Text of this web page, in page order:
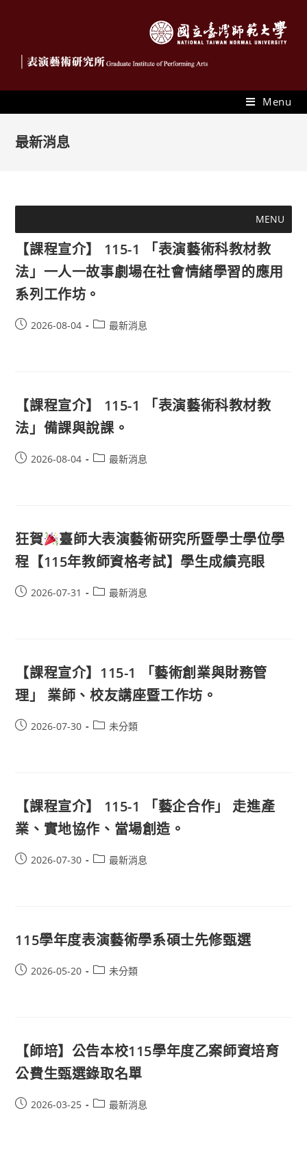
Menu
最新消息
MENU
【課程宣介】 115-1 「表演藝術科教材教
法」一人一故事劇場在社會情緒學習的應用
系列工作坊。
2026-08-04 最新消息
【課程宣介】 115-1 「表演藝術科教材教
法」備課與說課。
2026-08-04 最新消息
狂賀
臺師大表演藝術研究所暨學士學位學
程【115年教師資格考試】學生成績亮眼
2026-07-31 最新消息
【課程宣介】115-1 「藝術創業與財務管
理」 業師、校友講座暨工作坊。
2026-07-30 未分類
【課程宣介】 115-1 「藝企合作」 走進產
業、實地協作、當場創造。
2026-07-30 最新消息
115學年度表演藝術學系碩士先修甄選
2026-05-20 未分類
【師培】公告本校115學年度乙案師資培育
公費生甄選錄取名單
2026-03-25 最新消息